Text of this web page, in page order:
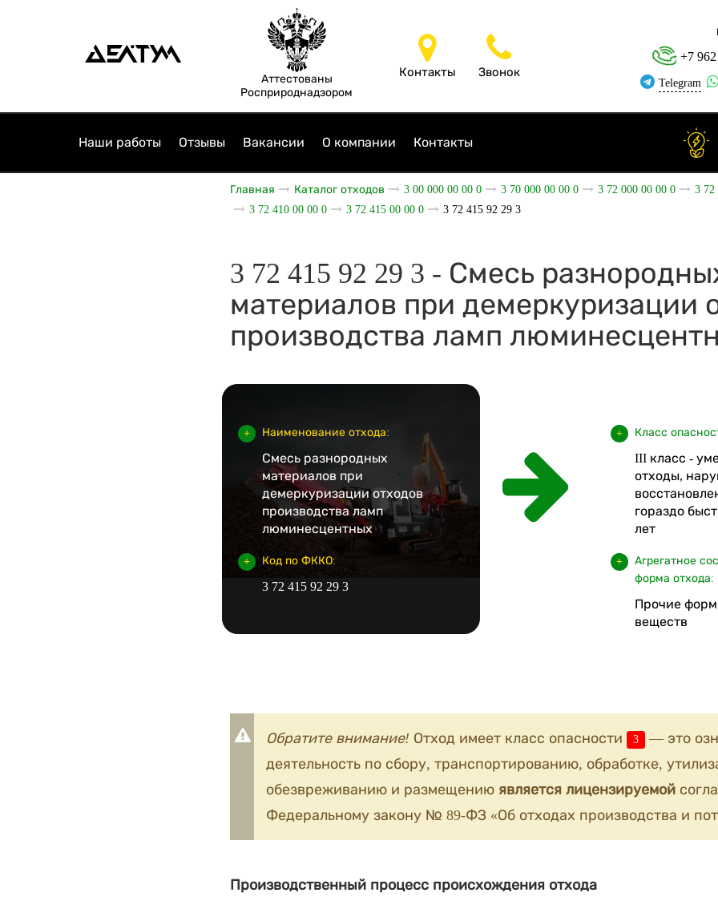
Аттестованы
Росприроднадзором
Контакты Звонок
+7
Telegram
Наши работы Отзывы Вакансии О компании Контакты
Главная Каталог отходов 3 00 000 00 00 0 3 70 000 00 00 0 3 72 000 00 00 0
3 72
3 72 410 00 00 0
3 72 415 00 00 0 3 72 415 92 29 3
3 72 415 92 29 3 - Смесь
материалов при демеркуризации
производства ламп
Наименование отхода:
Смесь разнородных
материалов при
демеркуризации отходов
производства ламп
люминесцентных
Код по ФККО:
3 72 415 92 29 3
Класс
III класс -
отходы,
гораздо
лет
Агрегатное
форма отхода:
Прочие
веществ
Обратите внимание! Отход имеет класс опасности 3
— это
деятельность по сбору, транспортированию, обработке,
обезвреживанию и размещению является лицензируемой
Федеральному закону № 89-ФЗ «Об отходах производства и
Производственный процесс происхождения отхода